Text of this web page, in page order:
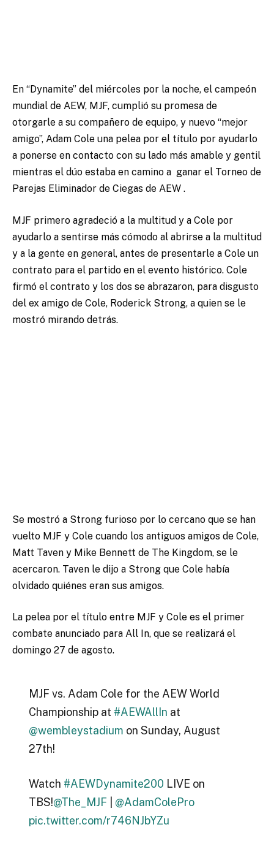
En “Dynamite” del miércoles por la noche, el campeón
mundial de AEW, MJF, cumplió su promesa de
otorgarle a su compañero de equipo, y nuevo “mejor
amigo”, Adam Cole una pelea por el título por ayudarlo
a ponerse en contacto con su lado más amable y gentil
mientras el dúo estaba en camino a ganar el Torneo de
Parejas Eliminador de Ciegas de AEW .
MJF primero agradeció a la multitud y a Cole por
ayudarlo a sentirse más cómodo al abrirse a la multitud
y a la gente en general, antes de presentarle a Cole un
contrato para el partido en el evento histórico. Cole
firmó el contrato y los dos se abrazaron, para disgusto
del ex amigo de Cole, Roderick Strong, a quien se le
mostró mirando detrás.
Se mostró a Strong furioso por lo cercano que se han
vuelto MJF y Cole cuando los antiguos amigos de Cole,
Matt Taven y Mike Bennett de The Kingdom, se le
acercaron. Taven le dijo a Strong que Cole había
olvidado quiénes eran sus amigos.
La pelea por el título entre MJF y Cole es el primer
combate anunciado para All In, que se realizará el
domingo 27 de agosto.
MJF vs. Adam Cole for the AEW World
Championship at #AEWAllIn at
@wembleystadium on Sunday, August
27th!
Watch #AEWDynamite200 LIVE on
TBS!@The_MJF
@AdamColePro
pic.twitter.com/r746NJbYZu